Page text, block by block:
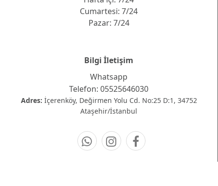
Cumartesi: 7/24
Pazar: 7/24
Bilgi İletişim
Whatsapp
Telefon: 05525646030
Adres: İçerenköy, Değirmen Yolu Cd. No:25 D:1, 34752
Ataşehir/İstanbul